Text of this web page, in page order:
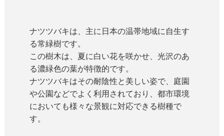
ナツツバキは、主に日本の温帯地域に自生す
る常緑樹です。
この樹木は、夏に白い花を咲かせ、光沢のあ
る濃緑色の葉が特徴的です。
ナツツバキはその耐陰性と美しい姿で、庭園
や公園などでよく利用されており、都市環境
においても様々な景観に対応できる樹種で
す。